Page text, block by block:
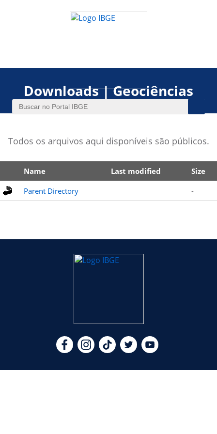
Downloads | Geociências
Todos os arquivos aqui disponíveis são públicos.
Name Last modified Size
Parent Directory -